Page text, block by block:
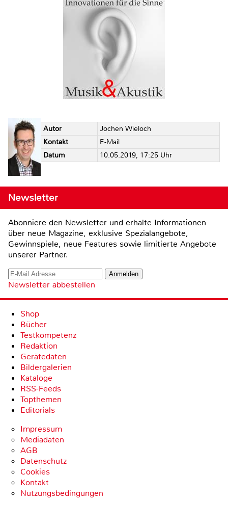
Autor
Jochen Wieloch
Kontakt
E-Mail
Datum
10.05.2019, 17:25 Uhr
Newsletter
Abonniere den Newsletter und erhalte Informationen
über neue Magazine, exklusive Spezialangebote,
Gewinnspiele, neue Features sowie limitierte Angebote
unserer Partner.
Newsletter abbestellen
Shop
Bücher
Testkompetenz
Redaktion
Gerätedaten
Bildergalerien
Kataloge
RSS-Feeds
Topthemen
Editorials
Impressum
Mediadaten
AGB
Datenschutz
Cookies
Kontakt
Nutzungsbedingungen